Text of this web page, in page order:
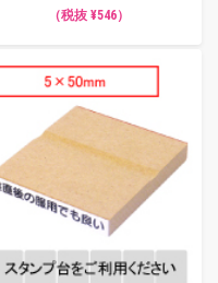
（税抜 ¥546）